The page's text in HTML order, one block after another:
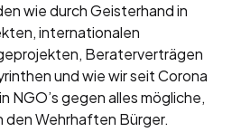
wie durch Geisterhand in
internationalen
Beraterverträgen
und wie wir seit Corona
NGO’s gegen alles mögliche,
Wehrhaften Bürger.